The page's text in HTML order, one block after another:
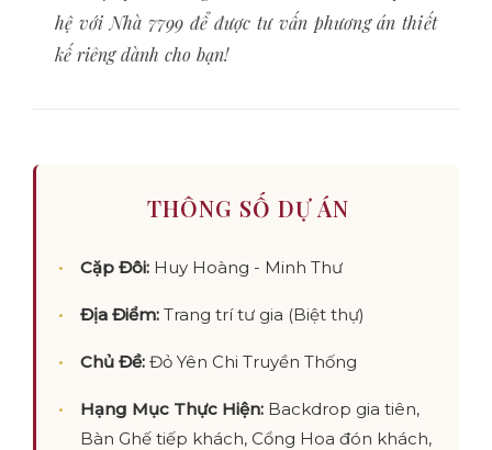
hệ với Nhà 7799 để được tư vấn phương án thiết
kế riêng dành cho bạn!
THÔNG SỐ DỰ ÁN
Cặp Đôi: Huy Hoàng - Minh Thư
Địa Điểm: Trang trí tư gia (Biệt thự)
Chủ Đề: Đỏ Yên Chi Truyền Thống
Hạng Mục Thực Hiện: Backdrop gia tiên,
Bàn Ghế tiếp khách, Cổng Hoa đón khách,